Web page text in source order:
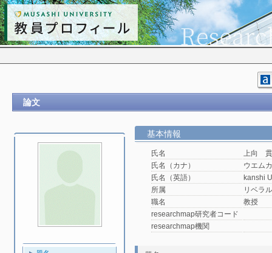
論文
基本情報
氏名
上向
氏名（カナ）
ウエム
氏名（英語）
kanshi
所属
リベラ
職名
教授
researchmap研究者コード
researchmap機関